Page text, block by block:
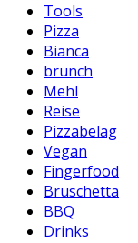
Tools
Pizza
Bianca
brunch
Mehl
Reise
Pizzabelag
Vegan
Fingerfood
Bruschetta
BBQ
Drinks